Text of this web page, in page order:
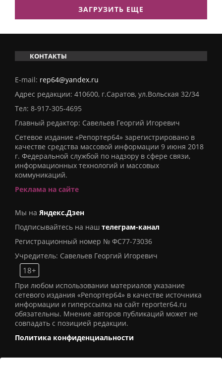
ЗАГРУЗИТЬ ЕЩЕ
КОНТАКТЫ
E-mail: rep64@yandex.ru
Адрес редакции: 410600, г.Саратов, ул.Вольская 32/34
Тел: 8-917-305-4695
Главный редактор: Савельев Георгий Игоревич
Сетевое издание «Репортер64» зарегистрировано в
качестве средства массовой информации 9 июня 2018
г. Федеральной службой по надзору в сфере связи,
информационных технологий и массовых
коммуникаций.
Реклама на сайте
Мы на Яндекс.Дзен
Подписывайтесь на наш телеграм-канал
Регистрационный номер № ФС77-73036
Учредитель: Савельев Георгий Игоревич
18+
При любом использовании материалов указание
сетевого издания «Репортер64» в качестве источника
информации и гиперссылка на сайт reporter64.ru
обязательны. Мнение авторов публикаций может не
совпадать с позицией редакции.
Политика конфиденциальности